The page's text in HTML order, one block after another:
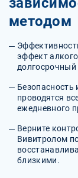
методом
эффект
долгосрочный
проводятся
ежедневного
Верните
Вивитролом
близкими.